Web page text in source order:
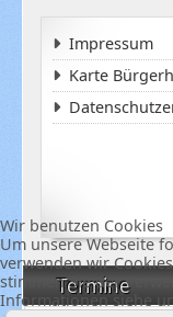
Termine
Impressum
Karte
Wir benutzen Cookies
Um unsere Webseite
verwenden wir
stimmen Sie der
Informationen siehe